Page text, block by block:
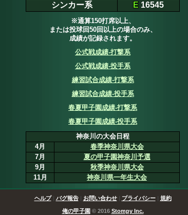
シンカー系
E 16545
※通算150打席以上、
または投球回50回以上の場合のみ、
成績が記録されます。
公式戦成績-打撃系
公式戦成績-投手系
練習試合成績-打撃系
練習試合成績-投手系
春夏甲子園成績-打撃系
春夏甲子園成績-投手系
神奈川の大会日程
4月
春季神奈川県大会
7月
夏の甲子園神奈川予選
9月
秋季神奈川県大会
11月
神奈川県一年生大会
ヘルプ| バグ報告| お問い合わせ| プライバシー| 規約
俺の甲子園 © 2016 Stompy Inc.